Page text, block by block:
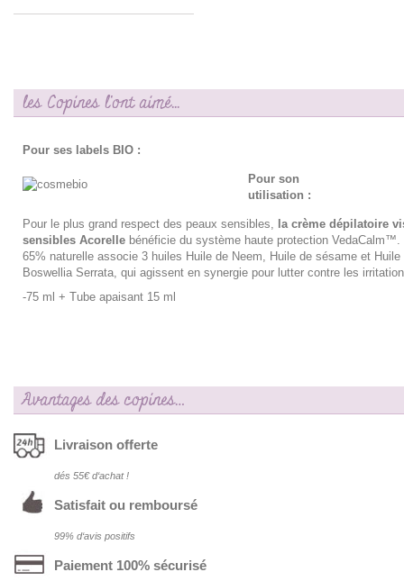
les Copines l'ont aimé...
Pour ses labels BIO :
Pour son
utilisation :
Pour le plus grand respect des peaux sensibles, la crème dépilatoire
sensibles Acorelle bénéficie du système haute protection VedaCalm™.
65% naturelle associe 3 huiles Huile de Neem, Huile de sésame et
Boswellia Serrata, qui agissent en synergie pour lutter contre les
-75 ml + Tube apaisant 15 ml
Avantages des copines…
Livraison offerte
dés 55€ d‘achat !
Satisfait ou remboursé
99% d‘avis positifs
Paiement 100% sécurisé